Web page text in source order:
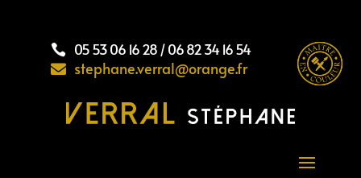
 05 53 06 16 28 / 06 82 34 16 54
 stephane.verral@orange.fr